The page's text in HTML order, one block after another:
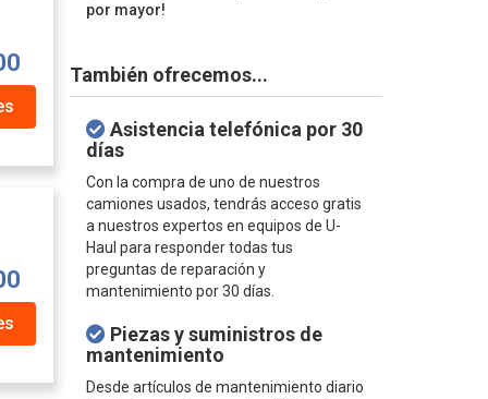
por mayor!
También ofrecemos...
Asistencia telefónica por 30
días
Con la compra de uno de nuestros
camiones usados, tendrás acceso gratis
a nuestros expertos en equipos de U-
Haul para responder todas tus
preguntas de reparación y
mantenimiento por 30 días.
Piezas y suministros de
mantenimiento
Desde artículos de mantenimiento diario